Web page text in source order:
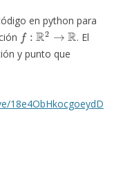
en python para
f: R2→R
. El
y punto que
18e4ObHkocgoeydD